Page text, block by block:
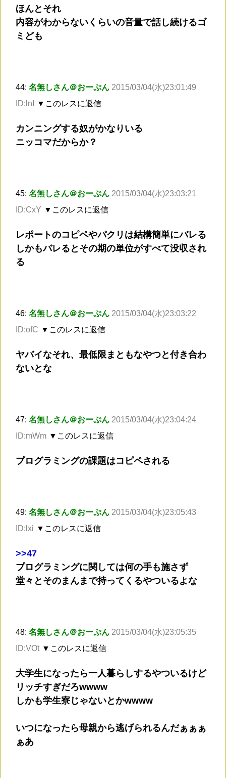
ほんとそれ
内容がわからないくらいの音量で話し続けるゴ
ミども
44: 名無しさん＠おーぷん 2015/03/04(水)23:01:49
ID:lnI
▼このレスに返信
カンニングする奴がかなりいる
ニッコマだからか？
45: 名無しさん＠おーぷん 2015/03/04(水)23:03:21
ID:CxY ▼このレスに返信
レポートのコピペやパクリは結構簡単にバレる
しかもバレるとその期の単位がすべて没収され
る
46: 名無しさん＠おーぷん 2015/03/04(水)23:03:22
ID:ofC ▼このレスに返信
ヤバイなそれ、最低限まともなやつと付き合わ
ないとな
47: 名無しさん＠おーぷん 2015/03/04(水)23:04:24
ID:mWm ▼このレスに返信
プログラミングの課題はコピペされる
49: 名無しさん＠おーぷん 2015/03/04(水)23:05:43
ID:lxi ▼このレスに返信
>>47
プログラミングに関しては何の手も施さず
堂々とそのまんまで持ってくるやついるよな
48: 名無しさん＠おーぷん 2015/03/04(水)23:05:35
ID:VOt ▼このレスに返信
大学生になったら一人暮らしするやついるけど
リッチすぎだろwwww
しかも学生寮じゃないとかwwww
いつになったら母親から逃げられるんだぁぁぁ
ぁあ